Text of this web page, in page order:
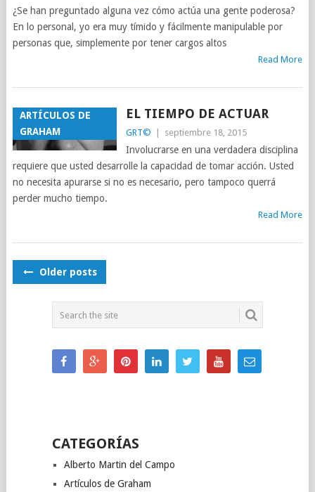
¿Se han preguntado alguna vez cómo actúa una gente poderosa?
En lo personal, yo era muy tímido y fácilmente manipulable por
personas que, simplemente por tener cargos altos
Read More
ARTÍCULOS DE
GRAHAM
EL TIEMPO DE ACTUAR
GRT© septiembre 18, 2015
Involucrarse en una verdadera disciplina
requiere que usted desarrolle la capacidad de tomar acción. Usted
no necesita apurarse si no es necesario, pero tampoco querrá
perder mucho tiempo.
Read More
POSTS
Older posts
CATEGORÍAS
Alberto Martin del Campo
Artículos de Graham